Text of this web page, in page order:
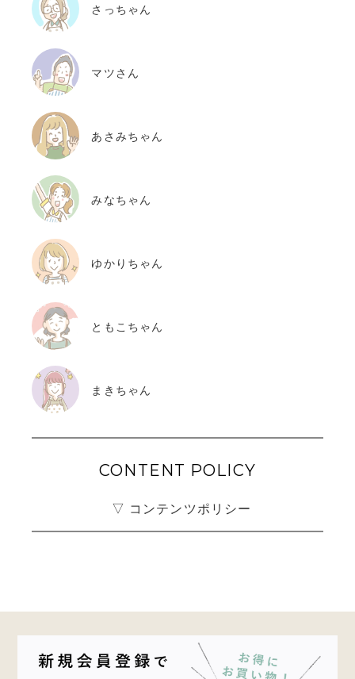
さっちゃん
マツさん
あさみちゃん
みなちゃん
ゆかりちゃん
ともこちゃん
まきちゃん
CONTENT POLICY
▽ コンテンツポリシー